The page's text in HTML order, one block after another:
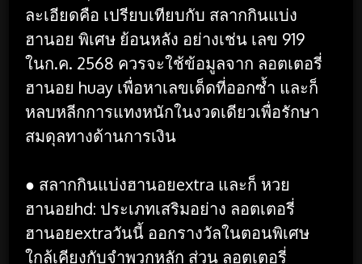
ละเอียดคือ เปรียบเทียบกับ สลากกินแบ่ง
ฮานอย พิเศษ ย้อนหลัง อย่างเช่น เลข 919
ในก.ค. 2568 ควรจะใช้ข้อมูลจาก ลอตเตอรี่
ฮานอย huay เพื่อหาเลขเด็ดที่ออกซ้ำ และก็
หลบหลีกการแทงหนักในงวดเดียวเพื่อรักษา
สมดุลทางด้านการเงิน
● สลากกินแบ่งฮานอยextra และก็ หวย
ฮานอยhd: ประเภทเสริมอย่าง ลอตเตอรี่
ฮานอยextraวันนี้ ออกรางวัลในตอนพิเศษ
ใกล้เคียงกับจำพวกหลัก ส่วน ลอตเตอรี่